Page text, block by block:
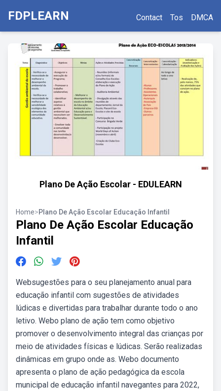
FDPLEARN Contact Tos DMCA
Plano De Ação Escolar - EDULEARN
Home>Plano De Ação Escolar Educação Infantil
Plano De Ação Escolar Educação
Infantil
Websugestões para o seu planejamento anual para
educação infantil com sugestões de atividades
lúdicas e divertidas para trabalhar durante todo o ano
letivo. Webo plano de ação tem como objetivo
promover o desenvolvimento integral das crianças por
meio de atividades físicas e lúdicas. Serão realizadas
dinâmicas em grupo onde as. Webo documento
apresenta o plano de ação pedagógica da escola
municipal de educação infantil navegantes para 2022,